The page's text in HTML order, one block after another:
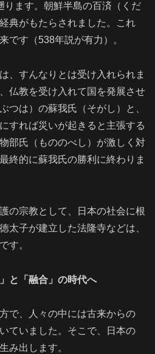
ります。朝鮮半島の百済（くだ
典がもたらされました。これ
です（538年説が有力）。
、すんなりとは受け入れられま
仏教を受け入れて国を発展させ
つは）の蘇我氏（そがし）と、
すれば災いが起きると主張する
部氏（もののべし）が激しく対
終的に蘇我氏の勝利に終わりま
の宗教として、日本の社会に根
太子が建立した法隆寺などは、
す。
と「融合」の時代へ
で、人々の中には古来からの
ていました。そこで、日本の
み出します。